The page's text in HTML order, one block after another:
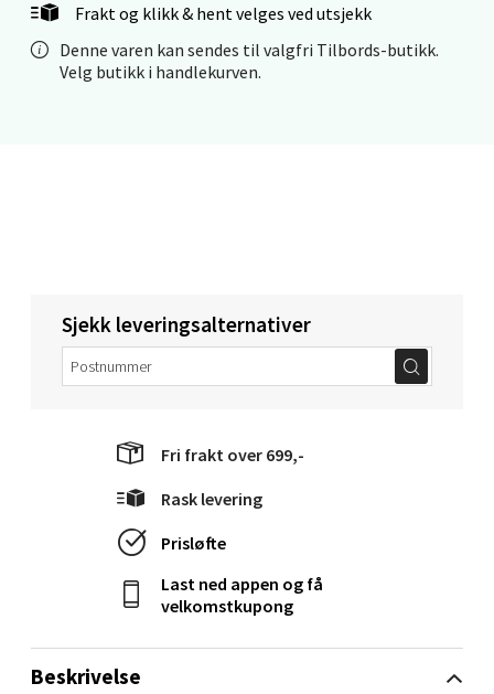
Frakt og klikk & hent velges ved utsjekk
Denne varen kan sendes til valgfri Tilbords-butikk.
Velg butikk i handlekurven.
Beskrivelse
Sjekk leveringsalternativer
Fri frakt over 699,-
Rask levering
Prisløfte
Last ned appen og få
velkomstkupong
Lillemarkens markensgate 25B, 4611 Kristiansand
Åpent i dag 09-18
Åpent i dag 10-21
0 i butikk
Bryne/Jæren - M44
Jupiterveien 2, 4340 Bryne
Åpent i dag 10-20
0 i butikk